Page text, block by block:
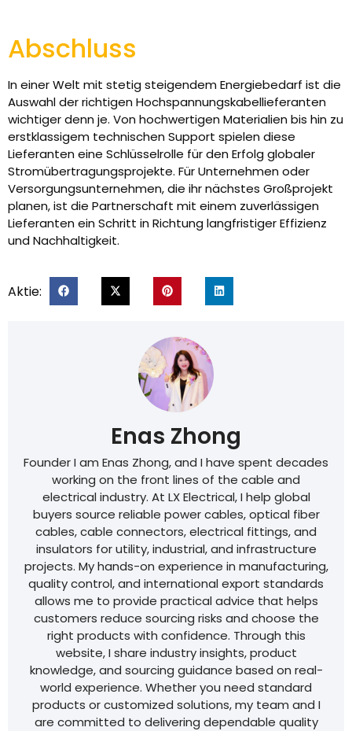
Abschluss
In einer Welt mit stetig steigendem Energiebedarf ist die
Auswahl der richtigen Hochspannungskabellieferanten
wichtiger denn je. Von hochwertigen Materialien bis hin zu
erstklassigem technischen Support spielen diese
Lieferanten eine Schlüsselrolle für den Erfolg globaler
Stromübertragungsprojekte. Für Unternehmen oder
Versorgungsunternehmen, die ihr nächstes Großprojekt
planen, ist die Partnerschaft mit einem zuverlässigen
Lieferanten ein Schritt in Richtung langfristiger Effizienz
und Nachhaltigkeit.
Aktie:
Enas Zhong
Founder I am Enas Zhong, and I have spent decades
working on the front lines of the cable and
electrical industry. At LX Electrical, I help global
buyers source reliable power cables, optical fiber
cables, cable connectors, electrical fittings, and
insulators for utility, industrial, and infrastructure
projects. My hands-on experience in manufacturing,
quality control, and international export standards
allows me to provide practical advice that helps
customers reduce sourcing risks and choose the
right products with confidence. Through this
website, I share industry insights, product
knowledge, and sourcing guidance based on real-
world experience. Whether you need standard
products or customized solutions, my team and I
are committed to delivering dependable quality